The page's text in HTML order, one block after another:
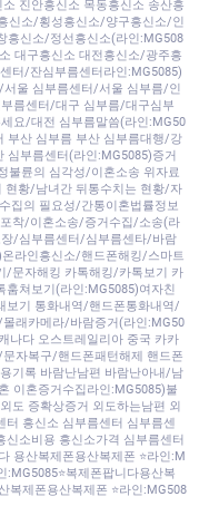
진안흥신소 목동흥신소 송산흥
신소/횡성흥신소/양구흥신소/인
흥신소/정선흥신소(라인:MG508
대구흥신소 대전흥신소/광주흥
터/잔심부름센터라인:MG5085)
울 심부름센터/서울 심부름/인
름센터/대구 심부름/대구심부
요/대전 심부름말씀(라인:MG50
부산 심부름 부산 심부름대행/강
부름센터(라인:MG5085)증거
불륜의 심각성/이혼소송 위자료
현황/남녀간 뒤통수치는 현황/자
집의 필요성/간통이혼법률정보
착/이혼소송/증거수집/소송(라
/심부름센터/심부름센타/바람
라인흥신소/핸드폰해킹/스마트
/문자해킹 카톡해킹/카톡보기 카
쳐보기(라인:MG5085)여자친
보기 통화내역/핸드폰통화내역/
래카메라/바람증거(라인:MG50
나다 오스트레일리아 중국 카카
자복구/핸드폰패턴해제 핸드폰
기록 바람난남편 바람난아내/남
이혼증거수집라인:MG5085)불
도 증확상증거 외도하는남편 외
터 흥신소 심부름센터 심부름센
소비용 흥신소가격 심부름센터
용산복제폰용산복제폰 ⭐라인:M
:MG5085⭐복제폰팝니다용산복
복제폰용산복제폰 ⭐라인:MG508